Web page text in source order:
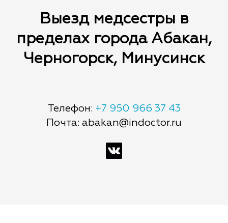
Выезд медсестры в
пределах города Абакан,
Черногорск, Минусинск
Телефон: +7 950 966 37 43
Почта: abakan@indoctor.ru